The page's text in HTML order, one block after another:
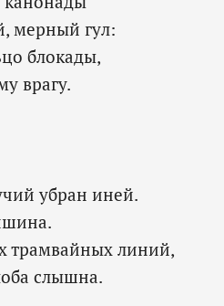
мерный гул:
блокады,
врагу.
убран иней.
трамвайных линий,
слышна.